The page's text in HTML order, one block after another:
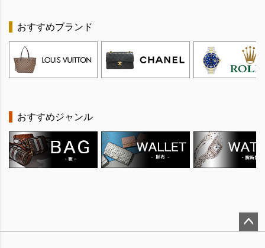
おすすめブランド
おすすめジャンル